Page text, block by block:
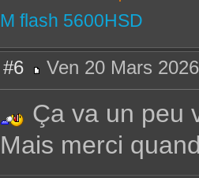
M flash 5600HSD
#6
e
s
g
Ven 20 Mars
Ça va un peu
Mais merci